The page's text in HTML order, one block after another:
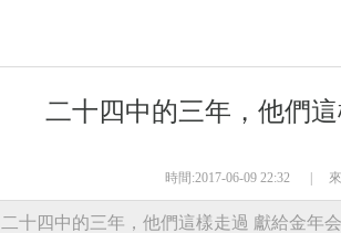
二十四中的三年，他們
時間:2017-06-09 22:32 |
二十四中的三年，他們這樣走過 獻給金年